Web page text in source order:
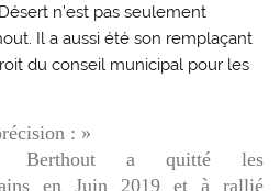
n’est pas seulement
Il a aussi été son remplaçant
du conseil municipal pour les
: »
Berthout a quitté les
en Juin 2019 et à rallié